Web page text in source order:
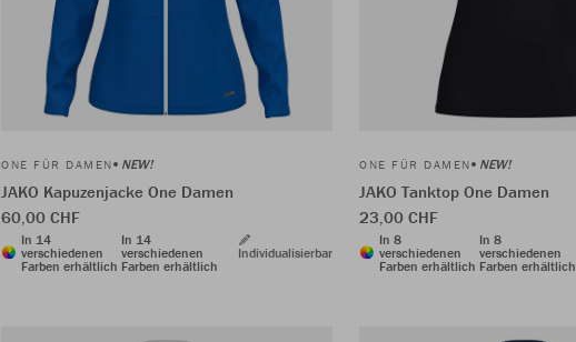
ONE FÜR DAMEN NEW!
JAKO Kapuzenjacke One Damen
60,00 CHF
In 14
verschiedenen
Farben erhältlich
In 14
verschiedenen
Farben erhältlich
Individualisierbar
ONE FÜR DAMEN NEW!
JAKO Tanktop One Damen
23,00 CHF
In 8
verschiedenen
Farben erhältlich
In 8
verschiedenen
Farben erhältlich